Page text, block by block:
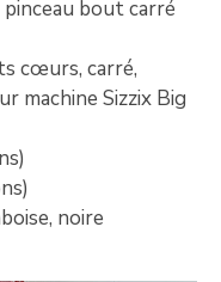
bout carré
cœurs, carré,
machine Sizzix Big
noire